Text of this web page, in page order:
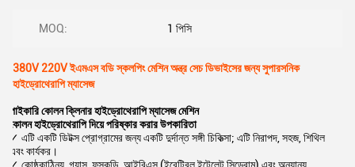
MOQ: 1 পিসি
380V 220V ইএমএস বডি স্কলপিং মেশিন অন্ত্র সেচ ডিভাইসের জন্য সুপারসনিক
হাইড্রোথেরাপি ম্যাসেজ
পাইকারি কোলন ক্লিনার হাইড্রোথেরাপি ম্যাসেজ মেশিন
কোলন হাইড্রোথেরাপি দিয়ে পরিষ্কার করার উপকারিতা
✓ এটি একটি ডিটক্স প্রোগ্রামের জন্য একটি দুর্দান্ত সঙ্গী চিকিত্সা; এটি নিরাপদ, সহজ, শিথিল
এবং কার্যকর।